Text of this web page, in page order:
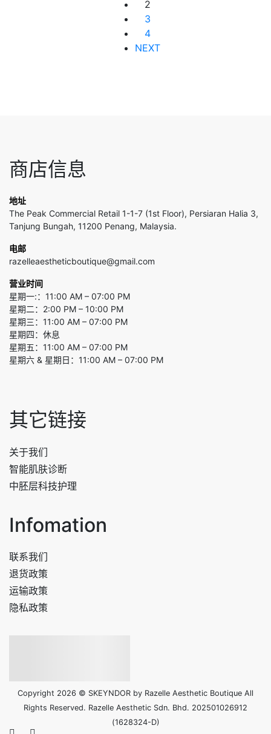
2
3
4
NEXT
商店信息
地址
The Peak Commercial Retail 1-1-7 (1st Floor), Persiaran Halia 3,
Tanjung Bungah, 11200 Penang, Malaysia.
电邮
razelleaestheticboutique@gmail.com
营业时间
星期一:：11:00 AM – 07:00 PM
星期二：2:00 PM – 10:00 PM
星期三：11:00 AM – 07:00 PM
星期四：休息
星期五：11:00 AM – 07:00 PM
星期六 & 星期日：11:00 AM – 07:00 PM
其它链接
关于我们
智能肌肤诊断
中胚层科技护理
Infomation
联系我们
退货政策
运输政策
隐私政策
Copyright 2026 © SKEYNDOR by Razelle Aesthetic Boutique All
Rights Reserved. Razelle Aesthetic Sdn. Bhd. 202501026912
(1628324-D)